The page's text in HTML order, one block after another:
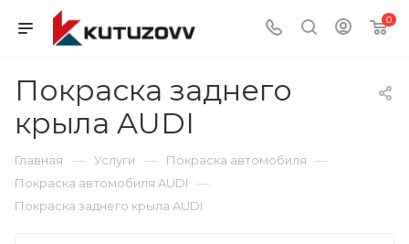
0
Покраска заднего
крыла AUDI
Главная — Услуги — Покраска автомобиля —
Покраска автомобиля AUDI —
Покраска заднего крыла AUDI